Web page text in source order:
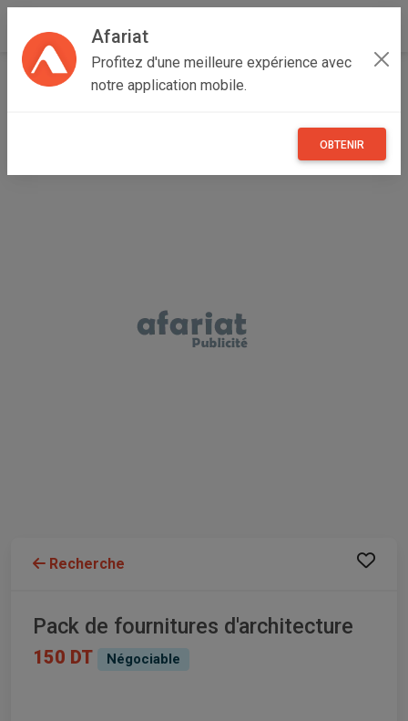
Afariat
Profitez d'une meilleure expérience avec
notre application mobile.
OBTENIR
Accueil Maisons et enfants Grand Tunis
Recherche
Pack de fournitures d'architecture
150 DT Négociable